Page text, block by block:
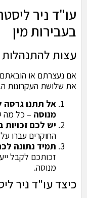
עו"ד ניר
בעבירות מין
עצות
אם נעצרתם או הובאתם
את שלושת העקרונות
אל תתנו גרסה
מנוסה – כל מה
יש לכם
החוקרים עברו
תמיד נתונה
זכותכם לקבל
מנוסה.
כיצד עו"ד ניר